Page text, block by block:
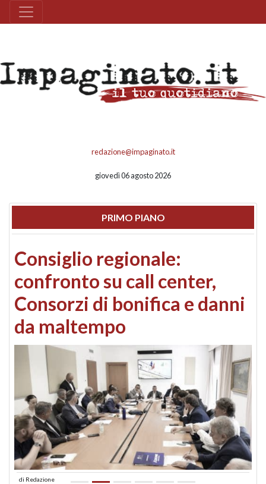
redazione@impaginato.it
giovedì 06 agosto 2026
PRIMO PIANO
Consiglio regionale:
confronto su call center,
Consorzi di bonifica e danni
da maltempo
di Redazione